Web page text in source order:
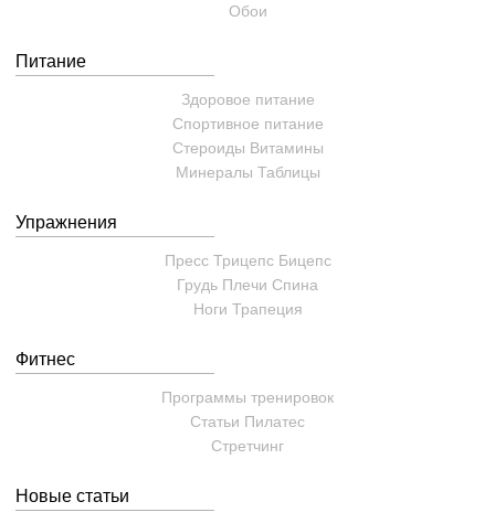
Обои
Питание
Здоровое питание
Спортивное питание
Стероиды Витамины
Минералы Таблицы
Упражнения
Пресс Трицепс Бицепс
Грудь Плечи Спина
Ноги Трапеция
Фитнес
Программы тренировок
Статьи Пилатес
Cтретчинг
Новые статьи